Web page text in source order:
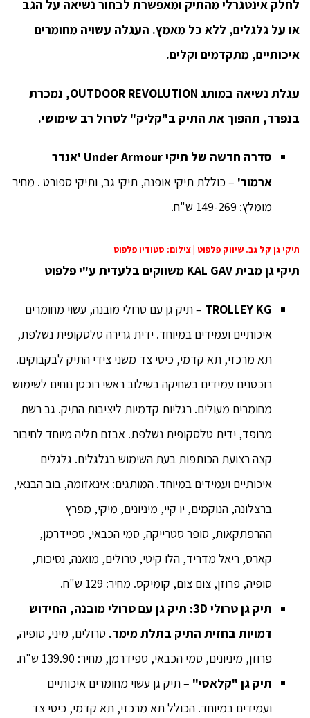
לחלק אינטגרלי מהתיק ומאפשרת לבחור נשיאה על הגב
או על גלגלים, ללא כל מאמץ. העגלה עשויה מחומרים
איכותיים, מתקדמים וקלים.
עגלת נשיאה במותג OUTDOOR REVOLUTION, נמכרת
בנפרד, תהפוך את התיק ב"קליק" לטרול רב שימושי.
סדרה חדשה של תיקיUnder Armour 'אנדר
ארמור' – כוללת תיקי אופנה, תיקי גב, ותיקי ספורט . מחיר
מומלץ: 149-269 ש"ח.
תיקי גן קל גב. שיווק פלפוט | צילום: סטודיו פלפוט
תיקי גן מביתKAL GAV משווקים בלעדית ע"י פלפוט
TROLLEY KG – תיק גן עם טרולי מובנה, עשוי מחומרים
איכותיים ועמידים במיוחד. ידית גרירה טלסקופית נשלפת,
תא מרכזי, תא קדמי, כיסי צד משני צידי התיק לבקבוקים.
רוכסנים עמידים בשחיקה בשילוב ראשי רוכסן נוחים לשימוש
מחומרים מעולים. רגליות קדמיות ליציבות התיק. גב רשת
מרופד, ידית טלסקופית נשלפת. אבזם תליה מיוחד לחיבור
קצה רצועת הכותפות בעת השימוש בגלגלים. גלגלים
איכותיים ועמידים במיוחד. המותגים: אינאזומה, בוב הבנאי,
ברצלונה, הנוקמים, יו קיי, מיניונים, מיקי, מפרץ
ההרפתקאות, סופר סטרייקה, סמי הכבאי, ספיידרמן,
קארס, ריאל מדריד, הלו קיטי, טרולים, מואנה, נסיכות,
סופיה, פרוזן, צום צום, קומיקס. מחיר: 129 ש"ח.
תיק גן טרולי 3 D : תיק גן עם טרולי מובנה, החידוש
דמויות בחזית התיק בתלת מימד. טרולים, מיני, סופיה,
פרוזן, מיניונים, סמי הכבאי, ספידרמן, מחיר: 139.90 ש"ח.
תיק גן "קלאסי" – תיק גן עשוי מחומרים איכותיים
ועמידים במיוחד. הכולל תא מרכזי, תא קדמי, כיסי צד